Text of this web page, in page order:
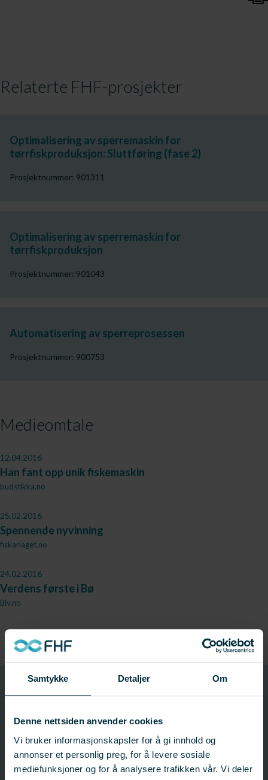
Samtykke Detaljer Om
Denne nettsiden anvender cookies
Vi bruker informasjonskapsler for å gi innhold og
annonser et personlig preg, for å levere sosiale
mediefunksjoner og for å analysere trafikken vår. Vi deler
Relaterte FHF-prosjekter
Optimalisering av sperremaskin for
tørrfiskproduksjon: Sluttføring (fase 2)
Prosjektnummer: 901311
Optimalisering av sperremaskin for
tørrfiskproduksjon
Prosjektnummer: 901043
Automatisering av sperreprosessen
Prosjektnummer: 900753
Medieomtale
12.04.2016
Han fant opp unik fiskemaskin
budstikka.no
25.02.2016
Spennende nyvinning
fiskarlaget.no
24.02.2016
Verdens første i Bø
Blv.no
Prosjektinformasjon
Prosjektnummer: 901195